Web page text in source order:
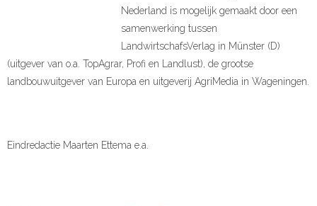
Nederland is mogelijk gemaakt door een
samenwerking tussen
LandwirtschafsVerlag in Münster (D)
(uitgever van o.a. TopAgrar, Profi en Landlust), de grootse
landbouwuitgever van Europa en uitgeverij AgriMedia in Wageningen.
Eindredactie Maarten Ettema e.a.